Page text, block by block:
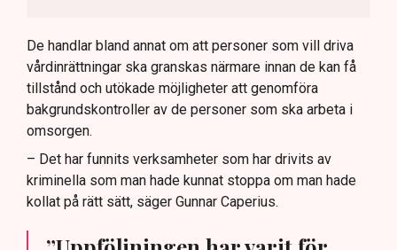
De handlar bland annat om att personer som vill driva
vårdinrättningar ska granskas närmare innan de kan få
tillstånd och utökade möjligheter att genomföra
bakgrundskontroller av de personer som ska arbeta i
omsorgen.
– Det har funnits verksamheter som har drivits av
kriminella som man hade kunnat stoppa om man hade
kollat på rätt sätt, säger Gunnar Caperius.